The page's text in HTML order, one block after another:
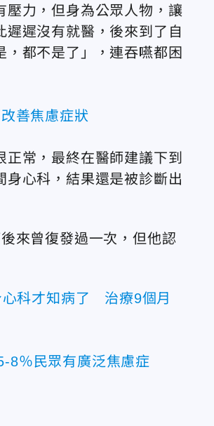
壓力，但身為公眾人物，讓
遲沒有就醫，後來到了自
都不是了」，連吞嚥都困
善焦慮症狀
常，最終在醫師建議下到
心科，結果還是被診斷出
來曾復發過一次，但他認
心科才知病了 治療9個月
8％民眾有廣泛焦慮症